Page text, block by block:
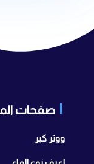
صفحات
ووتر كير